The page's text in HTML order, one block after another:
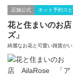
店舗公式 ネット予約ス
花と住まいのお
ズ」
綺麗なお花と可愛い雑貨が